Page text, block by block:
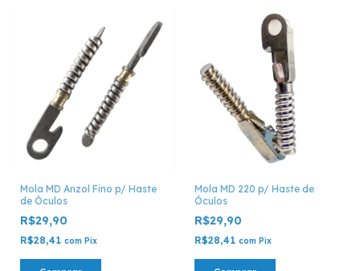
Mola MD Anzol Fino p/ Haste
de Óculos
R$29,90
R$28,41 com Pix
Mola MD 220 p/ Haste de
Óculos
R$29,90
R$28,41 com Pix